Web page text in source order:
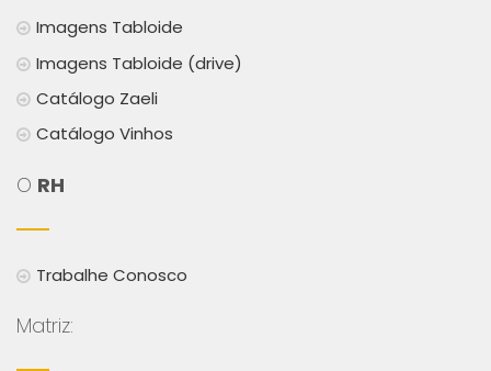
Imagens Tabloide
Imagens Tabloide (drive)
Catálogo Zaeli
Catálogo Vinhos
O RH
Trabalhe Conosco
Matriz: